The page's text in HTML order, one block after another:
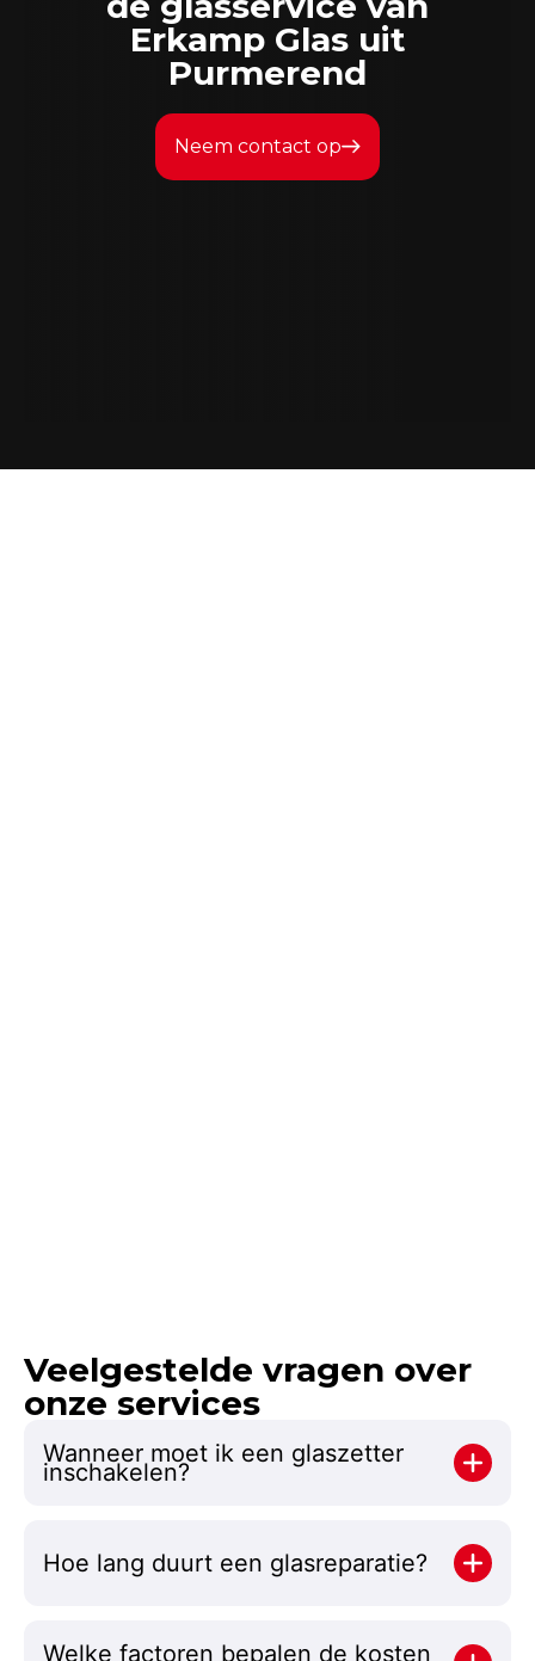
Erkamp Glas uit
Purmerend
Neem contact op
Veelgestelde vragen over
onze services
Wanneer moet ik een glaszetter
inschakelen?
Hoe lang duurt een glasreparatie?
Welke factoren bepalen de kosten